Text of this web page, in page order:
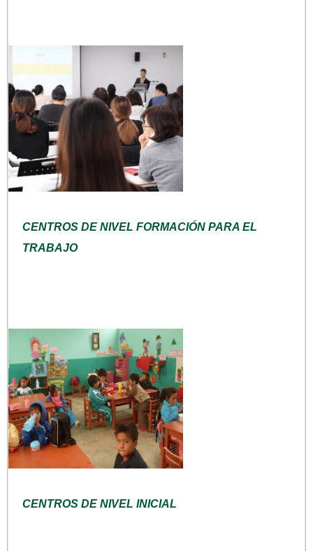
CENTROS DE NIVEL FORMACIÓN PARA EL
TRABAJO
CENTROS DE NIVEL INICIAL